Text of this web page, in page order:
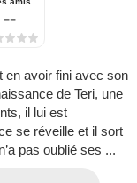
--
en avoir fini avec son
de Teri, une
il lui est
se réveille et il sort
pas oublié ses ...